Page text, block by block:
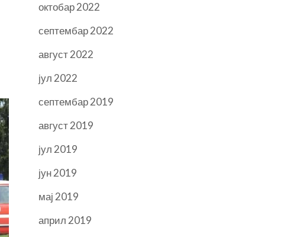
октобар 2022
септембар 2022
август 2022
јул 2022
септембар 2019
август 2019
јул 2019
јун 2019
мај 2019
април 2019